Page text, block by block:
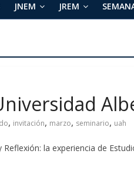
JNEM JREM
, invitación, marzo, seminario, uah
la experiencia de